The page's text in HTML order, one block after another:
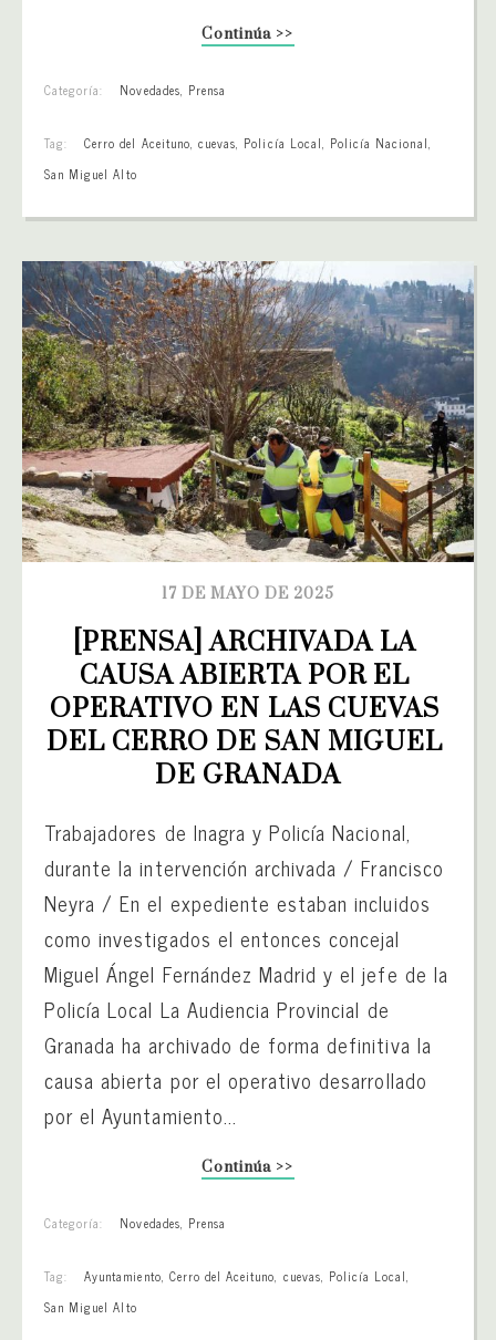
Continúa >>
Categoría: Novedades, Prensa
Tag: Cerro del Aceituno, cuevas, Policía Local, Policía Nacional,
San Miguel Alto
17 DE MAYO DE 2025
[PRENSA] ARCHIVADA LA
CAUSA ABIERTA POR EL
OPERATIVO EN LAS CUEVAS
DEL CERRO DE SAN MIGUEL
DE GRANADA
Trabajadores de Inagra y Policía Nacional,
durante la intervención archivada / Francisco
Neyra / En el expediente estaban incluidos
como investigados el entonces concejal
Miguel Ángel Fernández Madrid y el jefe de la
Policía Local La Audiencia Provincial de
Granada ha archivado de forma definitiva la
causa abierta por el operativo desarrollado
por el Ayuntamiento...
Continúa >>
Categoría: Novedades, Prensa
Tag: Ayuntamiento, Cerro del Aceituno, cuevas, Policía Local,
San Miguel Alto